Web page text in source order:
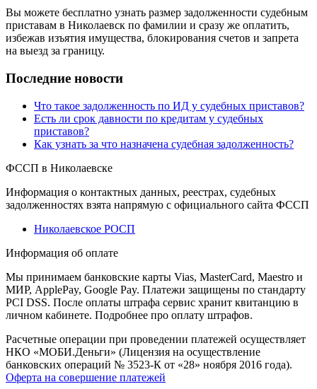
Вы можете бесплатно узнать размер задолженности судебным
приставам в Николаевск по фамилии и сразу же оплатить,
избежав изъятия имущества, блокирования счетов и запрета
на выезд за границу.
Последние новости
Что такое задолженность по ИД у судебных приставов?
Есть ли срок давности по кредитам у судебных
приставов?
Как узнать за что назначена судебная задолженность?
ФССП в Николаевске
Информация о контактных данных, реестрах, судебных
задолженностях взята напрямую с официального сайта ФССП
Николаевское РОСП
Информация об оплате
Мы принимаем банковские карты Vias, MasterCard, Maestro и
МИР, ApplePay, Google Pay. Платежи защищены по стандарту
PCI DSS. После оплаты штрафа сервис хранит квитанцию в
личном кабинете. Подробнее про оплату штрафов.
Расчетные операции при проведении платежей осуществляет
НКО «МОБИ.Деньги» (Лицензия на осуществление
банковских операций № 3523-К от «28» ноября 2016 года).
Оферта на совершение платежей